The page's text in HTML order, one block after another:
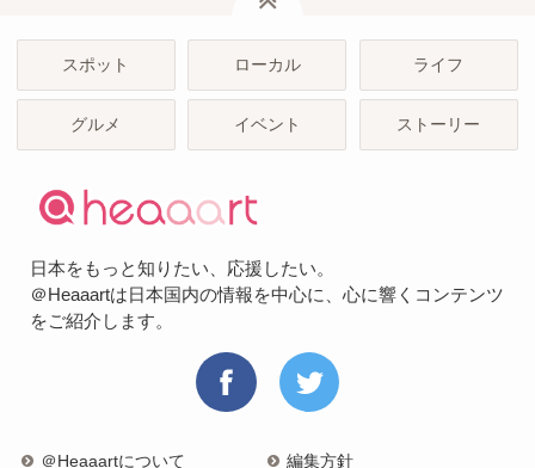
スポット ローカル ライフ
グルメ イベント ストーリー
日本をもっと知りたい、応援したい。
＠Heaaartは日本国内の情報を中心に、心に響くコンテンツ
をご紹介します。
＠Heaaartについて 編集方針